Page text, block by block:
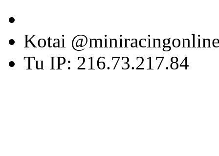
Kotai
Tu IP: 216.73.217.84